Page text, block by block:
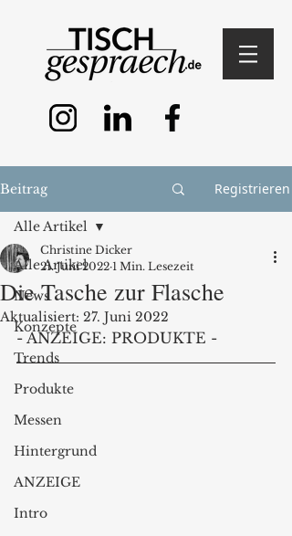
Beitrag Registrieren
Alle Artikel
News
Konzepte
Trends
Produkte
Messen
Hintergrund
ANZEIGE
Intro
Alle Artikel
Die Tasche zur Flasche
Christine Dicker
21. Juni 2022 1 Min. Lesezeit
Aktualisiert: 27. Juni 2022
- ANZEIGE: PRODUKTE -